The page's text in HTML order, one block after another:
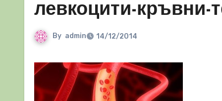
левкоцити-кръвни-
By admin 14/12/2014